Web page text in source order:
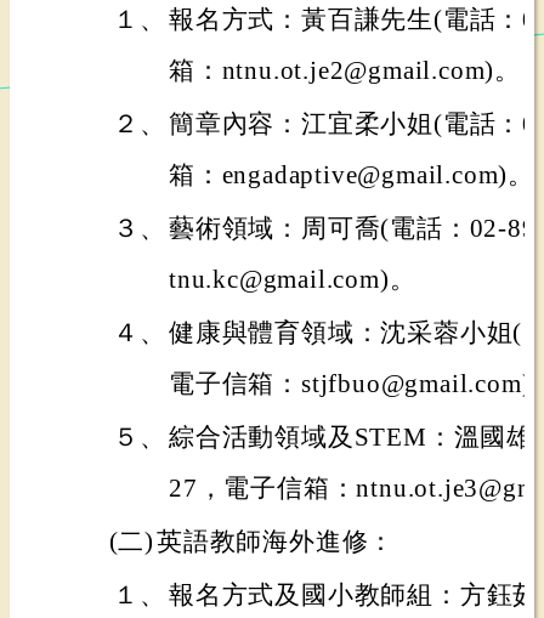
１、 報名方式：黃百謙先生(電話：
箱：ntnu.ot.je2@gmail.com)。
２、 簡章內容：江宜柔小姐(電話：
箱：engadaptive@gmail.com)。
３、 藝術領域：周可喬(電話：02-
tnu.kc@gmail.com)。
４、 健康與體育領域：沈采蓉小姐(
電子信箱：stjfbuo@gmail.com)
５、 綜合活動領域及STEM：溫國
27，電子信箱：
(二)英語教師海外進修：
１、 報名方式及國小教師組：方鈺